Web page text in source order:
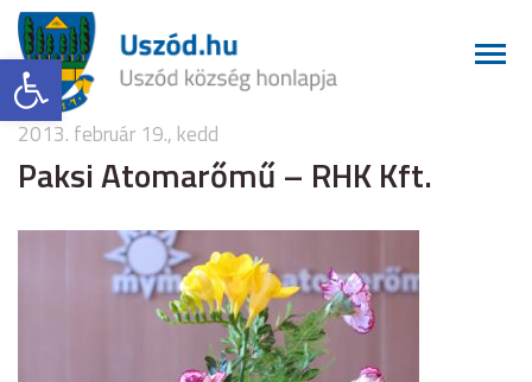
Eszköztár megnyitása
2013. február 19., kedd
Paksi Atomarőmű – RHK Kft.